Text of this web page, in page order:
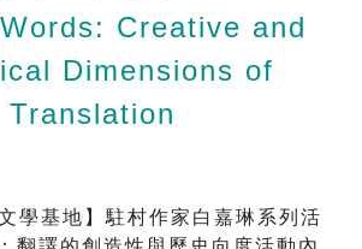
Creative and
Dimensions of
Translation